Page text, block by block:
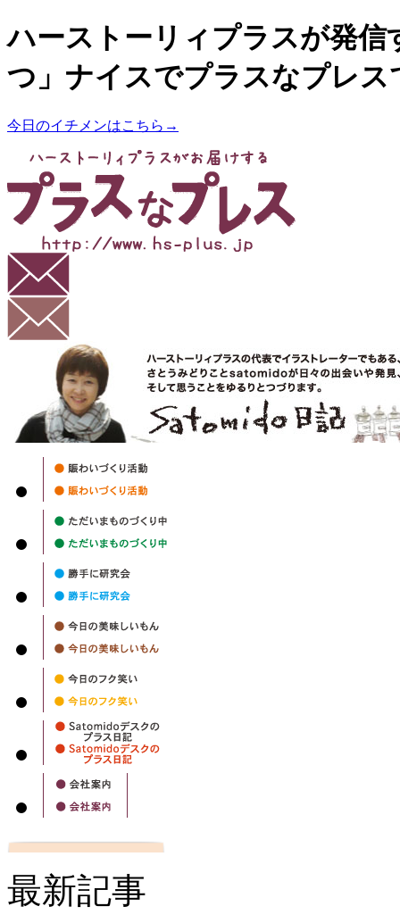
ハーストーリィプラスが発信
つ」ナイスでプラスなプレス
今日のイチメンはこちら→
最新記事